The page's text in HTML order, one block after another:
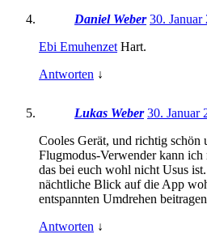
Daniel Weber 30.
Ebi Emuhenzet Hart.
Antworten ↓
Lukas Weber 30. Januar
Cooles Gerät, und richtig schön
Flugmodus-Verwender kann ich
das bei euch wohl nicht Usus
nächtliche Blick auf die App
entspannten Umdrehen
Antworten ↓